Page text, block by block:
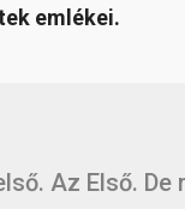
emlékei.
Az Első.